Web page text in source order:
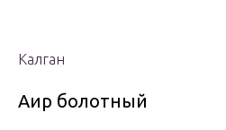
Калган
Аир болотный